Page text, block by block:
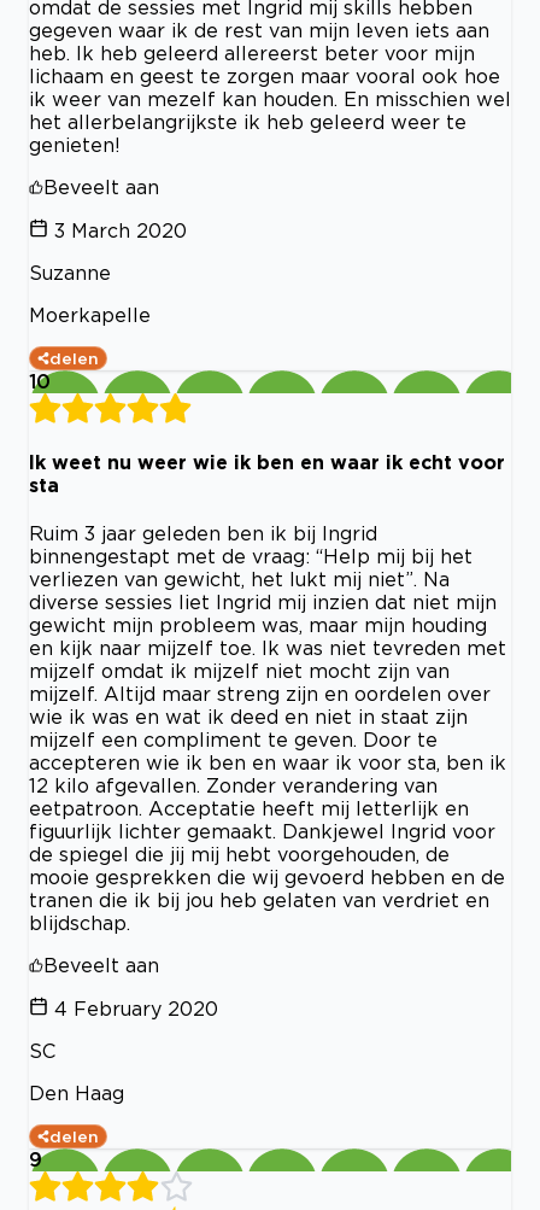
omdat de sessies met Ingrid mij skills hebben
gegeven waar ik de rest van mijn leven iets aan
heb. Ik heb geleerd allereerst beter voor mijn
lichaam en geest te zorgen maar vooral ook hoe
ik weer van mezelf kan houden. En misschien wel
het allerbelangrijkste ik heb geleerd weer te
genieten!
Beveelt aan
3 March 2020
Suzanne
Moerkapelle
delen
10
Ik weet nu weer wie ik ben en waar ik echt voor
sta
Ruim 3 jaar geleden ben ik bij Ingrid
binnengestapt met de vraag: “Help mij bij het
verliezen van gewicht, het lukt mij niet”. Na
diverse sessies liet Ingrid mij inzien dat niet mijn
gewicht mijn probleem was, maar mijn houding
en kijk naar mijzelf toe. Ik was niet tevreden met
mijzelf omdat ik mijzelf niet mocht zijn van
mijzelf. Altijd maar streng zijn en oordelen over
wie ik was en wat ik deed en niet in staat zijn
mijzelf een compliment te geven. Door te
accepteren wie ik ben en waar ik voor sta, ben ik
12 kilo afgevallen. Zonder verandering van
eetpatroon. Acceptatie heeft mij letterlijk en
figuurlijk lichter gemaakt. Dankjewel Ingrid voor
de spiegel die jij mij hebt voorgehouden, de
mooie gesprekken die wij gevoerd hebben en de
tranen die ik bij jou heb gelaten van verdriet en
blijdschap.
Beveelt aan
4 February 2020
SC
Den Haag
delen
9